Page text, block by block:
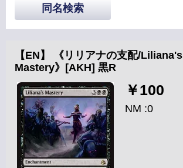
同名検索
【EN】 《リリアナの支配/Liliana's
Mastery》[AKH] 黒R
￥100
NM :0